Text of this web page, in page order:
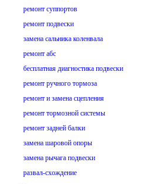
ремонт суппортов
ремонт подвески
замена сальника коленвала
ремонт абс
бесплатная диагностика подвески
ремонт ручного тормоза
ремонт и замена сцепления
ремонт тормозной системы
ремонт задней балки
замена шаровой опоры
замена рычага подвески
развал-схождение